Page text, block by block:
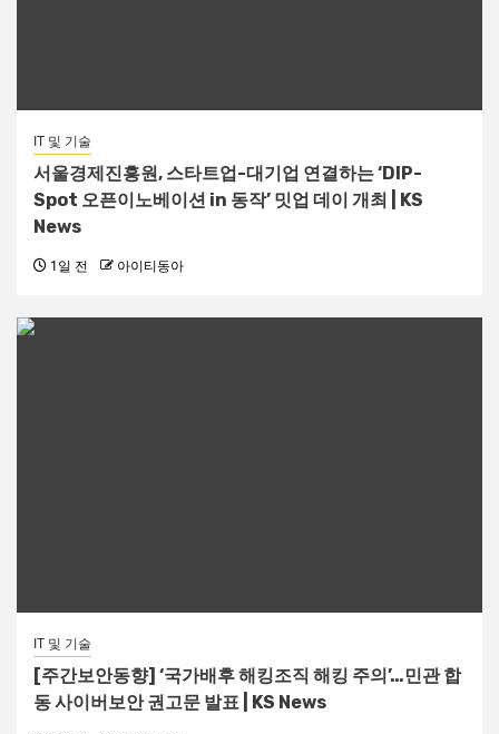
IT 및 기술
서울경제진흥원, 스타트업-대기업 연결하는 ‘DIP-
Spot 오픈이노베이션 in 동작’ 밋업 데이 개최 | KS
News
1일 전 아이티동아
IT 및 기술
[주간보안동향] ‘국가배후 해킹조직 해킹 주의’…민관 합
동 사이버보안 권고문 발표 | KS News